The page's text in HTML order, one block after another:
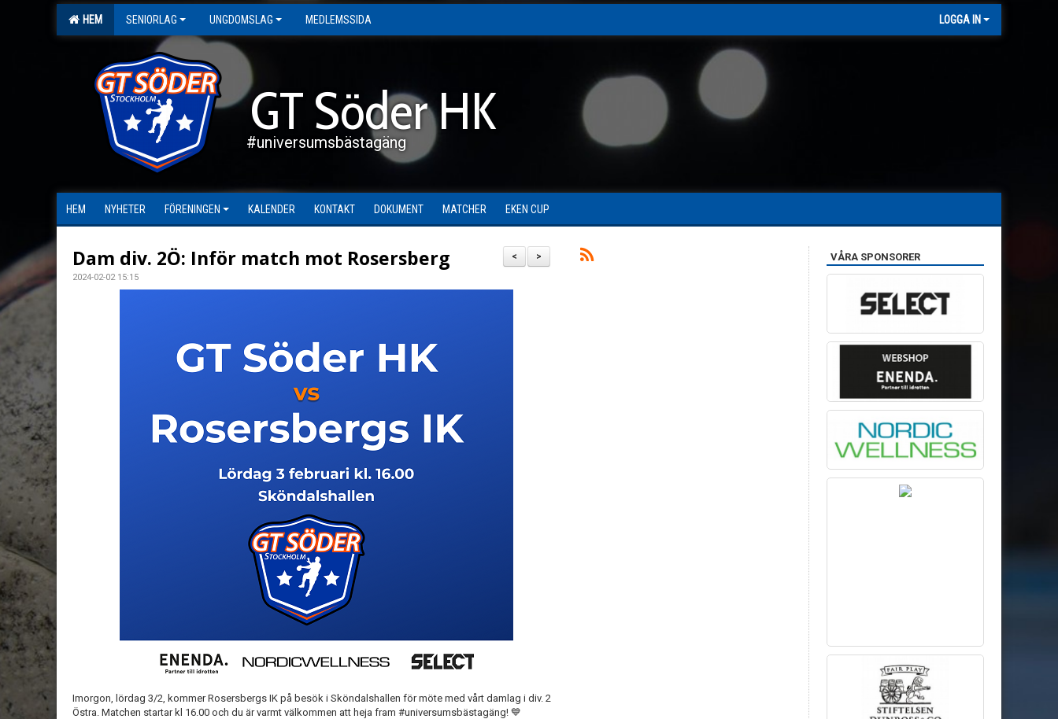
HEM SENIORLAG UNGDOMSLAG MEDLEMSSIDA LOGGA IN
GT Söder HK
#universumsbästagäng
HEM NYHETER FÖRENINGEN KALENDER KONTAKT DOKUMENT MATCHER EKEN CUP
>
<
Dam div. 2Ö: Inför match mot Rosersberg
2024-02-02 15:15
Imorgon, lördag 3/2, kommer Rosersbergs IK på besök i Sköndalshallen för möte med vårt damlag i div. 2
Östra. Matchen startar kl 16.00 och du är varmt välkommen att heja fram #universumsbästagäng! 💙
VÅRA SPONSORER